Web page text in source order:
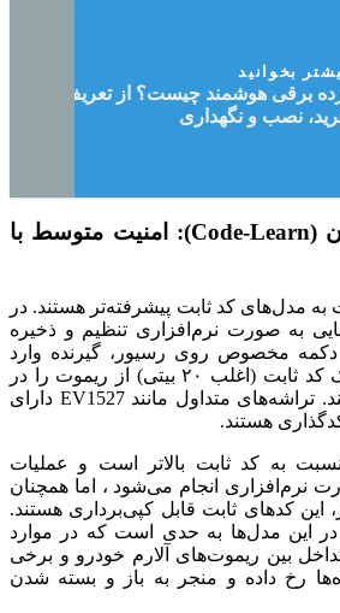
بخوانید
برقی هوشمند چیست؟ از تعریف تا
نصب و نگهداری
ریموت کنترل کد لرن (Code-Learn): امنیت متوسط با
مدل‌های کد ثابت پیشرفته‌تر هستند. در
به صورت نرم‌افزاری تنظیم و ذخیره
مخصوص روی رسیور، گیرنده وارد
حالت یادگیری شده و یک کد ثابت (اغلب ۲۰ بیتی) از ریموت را در
حافظه خود ذخیره می‌کند. تراشه‌های متداول مانند EV1527 دارای
به کد ثابت بالاتر است و عملیات
نرم‌افزاری انجام می‌شود ، اما همچنان
این کدهای ثابت قابل کپی‌برداری هستند.
در این مدل‌ها به حدی است که در موارد
بین ریموت‌های آلارم خودرو و برخی
رخ داده و منجر به باز و بسته شدن